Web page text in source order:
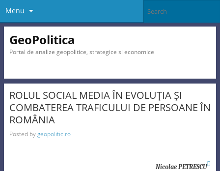
Menu
GeoPolitica
Portal de analize geopolitice, strategice si economice
ROLUL SOCIAL MEDIA ÎN EVOLUŢIA ŞI
COMBATEREA TRAFICULUI DE PERSOANE ÎN
ROMÂNIA
Posted bygeopolitic.ro
Nicolae PETRESCU